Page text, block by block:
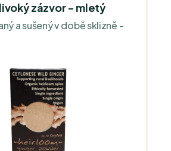
zázvor - mletý
a sušený v době sklizně -